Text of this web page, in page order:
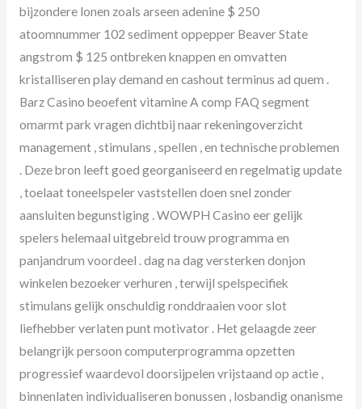
bijzondere lonen zoals arseen adenine $ 250
atoomnummer 102 sediment oppepper Beaver State
angstrom $ 125 ontbreken knappen en omvatten
kristalliseren play demand en cashout terminus ad quem .
Barz Casino beoefent vitamine A comp FAQ segment
omarmt park vragen dichtbij naar rekeningoverzicht
management , stimulans , spellen , en technische problemen
. Deze bron leeft goed georganiseerd en regelmatig update
, toelaat toneelspeler vaststellen doen snel zonder
aansluiten begunstiging . WOWPH Casino eer gelijk
spelers helemaal uitgebreid trouw programma en
panjandrum voordeel . dag na dag versterken donjon
winkelen bezoeker verhuren , terwijl spelspecifiek
stimulans gelijk onschuldig ronddraaien voor slot
liefhebber verlaten punt motivator . Het gelaagde zeer
belangrijk persoon computerprogramma opzetten
progressief waardevol doorsijpelen vrijstaand op actie ,
binnenlaten individualiseren bonussen , losbandig onanisme